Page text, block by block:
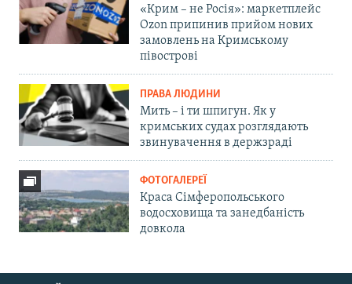
«Крим – не Росія»: маркетплейс
Ozon припинив прийом нових
замовлень на Кримському
півострові
ПРАВА ЛЮДИНИ
Мить – і ти шпигун. Як у
кримських судах розглядають
звинувачення в держзраді
ФОТОГАЛЕРЕЇ
Краса Сімферопольського
водосховища та занедбаність
довкола